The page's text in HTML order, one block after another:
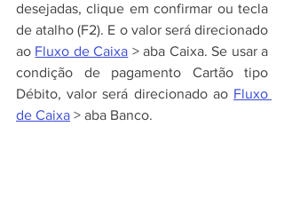
desejadas, clique em confirmar ou tecla
de atalho (F2). E o valor será direcionado
ao Fluxo de Caixa > aba Caixa. Se usar a
condição de pagamento Cartão tipo
Débito, valor será direcionado ao Fluxo
de Caixa > aba Banco.